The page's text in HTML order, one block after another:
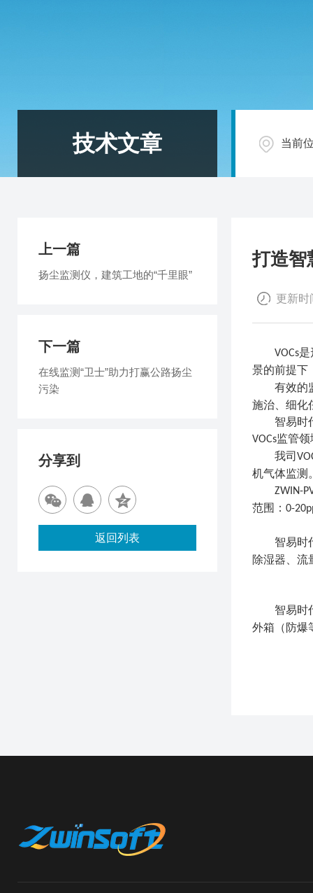
技术文章 当前
打造智
更新时
VOCs是
景的前提下
有效的
施治、细化
智易时
VOCs监管
我司
机气体监测
ZWIN-
范围： 0-
智易时
除湿器、流
智易时
外箱（防爆
上一篇
扬尘监测仪，建筑工地的“千里眼”
下一篇
在线监测“卫士”助力打赢公路扬尘
污染
分享到
返回列表